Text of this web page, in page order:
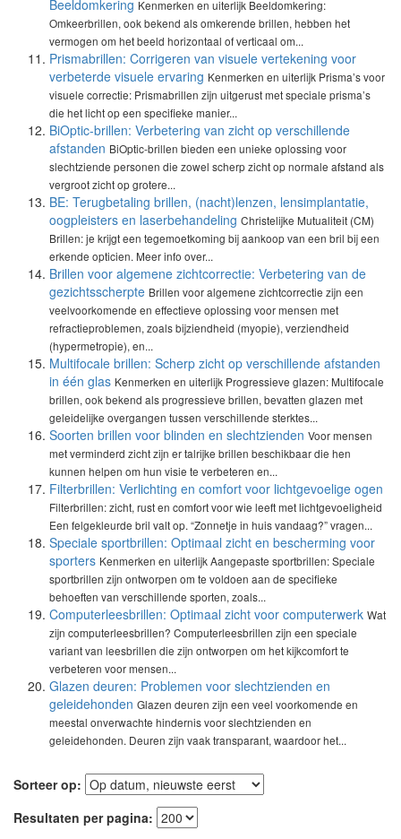
Beeldomkering Kenmerken en uiterlijk Beeldomkering:
Omkeerbrillen, ook bekend als omkerende brillen, hebben het
vermogen om het beeld horizontaal of verticaal om...
Prismabrillen: Corrigeren van visuele vertekening voor
verbeterde visuele ervaring Kenmerken en uiterlijk Prisma’s voor
visuele correctie: Prismabrillen zijn uitgerust met speciale prisma’s
die het licht op een specifieke manier...
BiOptic-brillen: Verbetering van zicht op verschillende
afstanden BiOptic-brillen bieden een unieke oplossing voor
slechtziende personen die zowel scherp zicht op normale afstand als
vergroot zicht op grotere...
BE: Terugbetaling brillen, (nacht)lenzen, lensimplantatie,
oogpleisters en laserbehandeling Christelijke Mutualiteit (CM)
Brillen: je krijgt een tegemoetkoming bij aankoop van een bril bij een
erkende opticien. Meer info over...
Brillen voor algemene zichtcorrectie: Verbetering van de
gezichtsscherpte Brillen voor algemene zichtcorrectie zijn een
veelvoorkomende en effectieve oplossing voor mensen met
refractieproblemen, zoals bijziendheid (myopie), verziendheid
(hypermetropie), en...
Multifocale brillen: Scherp zicht op verschillende afstanden
in één glas Kenmerken en uiterlijk Progressieve glazen: Multifocale
brillen, ook bekend als progressieve brillen, bevatten glazen met
geleidelijke overgangen tussen verschillende sterktes...
Soorten brillen voor blinden en slechtzienden Voor mensen
met verminderd zicht zijn er talrijke brillen beschikbaar die hen
kunnen helpen om hun visie te verbeteren en...
Filterbrillen: Verlichting en comfort voor lichtgevoelige ogen
Filterbrillen: zicht, rust en comfort voor wie leeft met lichtgevoeligheid
Een felgekleurde bril valt op. “Zonnetje in huis vandaag?” vragen...
Speciale sportbrillen: Optimaal zicht en bescherming voor
sporters Kenmerken en uiterlijk Aangepaste sportbrillen: Speciale
sportbrillen zijn ontworpen om te voldoen aan de specifieke
behoeften van verschillende sporten, zoals...
Computerleesbrillen: Optimaal zicht voor computerwerk Wat
zijn computerleesbrillen? Computerleesbrillen zijn een speciale
variant van leesbrillen die zijn ontworpen om het kijkcomfort te
verbeteren voor mensen...
Glazen deuren: Problemen voor slechtzienden en
geleidehonden Glazen deuren zijn een veel voorkomende en
meestal onverwachte hindernis voor slechtzienden en
geleidehonden. Deuren zijn vaak transparant, waardoor het...
Sorteer op:
Resultaten per pagina: